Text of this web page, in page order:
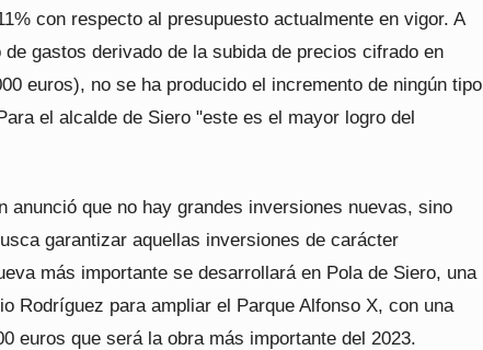
con respecto al presupuesto actualmente en vigor. A
gastos derivado de la subida de precios cifrado en
euros), no se ha producido el incremento de ningún tipo
el alcalde de Siero "este es el mayor logro del
anunció que no hay grandes inversiones nuevas, sino
garantizar aquellas inversiones de carácter
más importante se desarrollará en Pola de Siero, una
Rodríguez para ampliar el Parque Alfonso X, con una
euros que será la obra más importante del 2023.